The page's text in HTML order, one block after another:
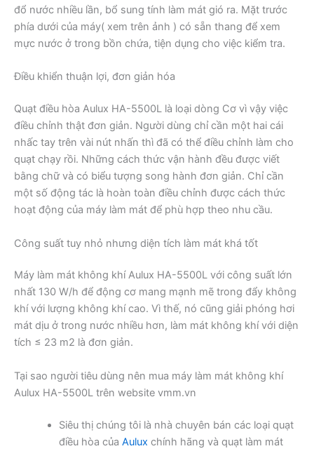
đổ nước nhiều lần, bổ sung tính làm mát gió ra. Mặt trước
phía dưới của máy( xem trên ảnh ) có sẵn thang để xem
mực nước ở trong bồn chứa, tiện dụng cho việc kiểm tra.
Điều khiển thuận lợi, đơn giản hóa
Quạt điều hòa Aulux HA-5500L là loại dòng Cơ vì vậy việc
điều chỉnh thật đơn giản. Người dùng chỉ cần một hai cái
nhấc tay trên vài nút nhấn thì đã có thể điều chỉnh làm cho
quạt chạy rồi. Những cách thức vận hành đều được viết
bằng chữ và có biểu tượng song hành đơn giản. Chỉ cần
một số động tác là hoàn toàn điều chỉnh được cách thức
hoạt động của máy làm mát để phù hợp theo nhu cầu.
Công suất tuy nhỏ nhưng diện tích làm mát khá tốt
Máy làm mát không khí Aulux HA-5500L với công suất lớn
nhất 130 W/h để động cơ mang mạnh mẽ trong đẩy không
khí với lượng không khí cao. Vì thế, nó cũng giải phóng hơi
mát dịu ở trong nước nhiều hơn, làm mát không khí với diện
tích ≤ 23 m2 là đơn giản.
Tại sao người tiêu dùng nên mua máy làm mát không khí
Aulux HA-5500L trên website vmm.vn
Siêu thị chúng tôi là nhà chuyên bán các loại quạt
điều hòa của Aulux chính hãng và quạt làm mát